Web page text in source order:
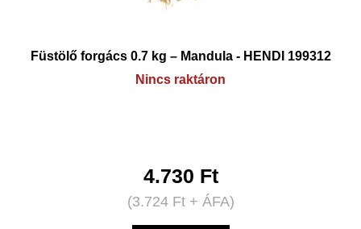
Füstölő forgács 0.7 kg – Mandula - HENDI 199312
Nincs raktáron
4.730 Ft
(3.724 Ft+ ÁFA)